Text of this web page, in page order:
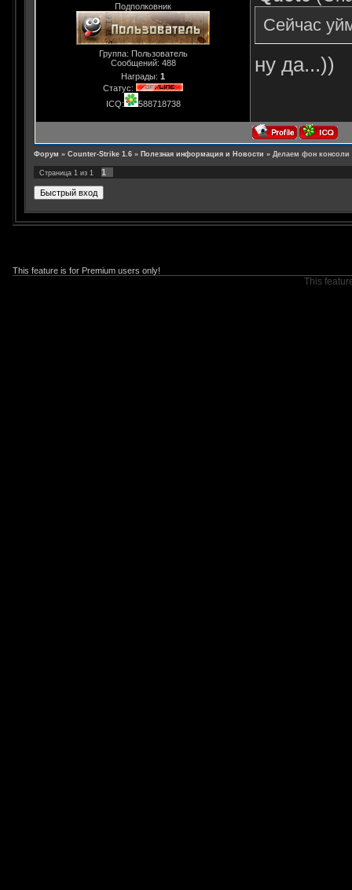
Подполковник
Группа: Пользователь
Сообщений: 488
Награды: 1
Статус:
ICQ:
588718738
Сейчас
ну да...))
Форум » Counter-Strike 1.6 » Полезная информация и Новости » Делаем фон консоли
Страница 1 из 1 1
This feature is for Premium users only!
This